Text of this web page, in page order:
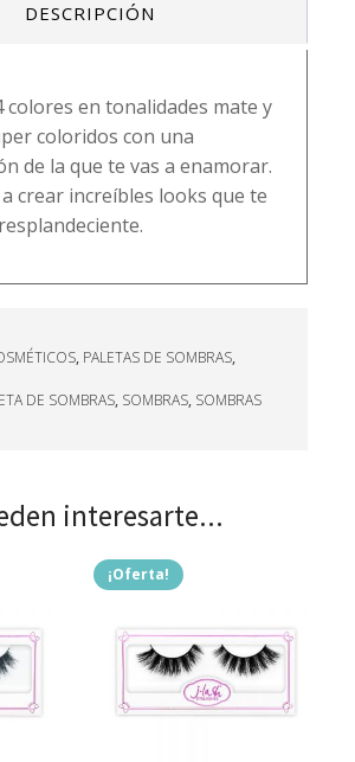
DESCRIPCIÓN
colores en tonalidades mate y
coloridos con una
de la que te vas a enamorar.
crear increíbles looks que te
, PALETAS DE SOMBRAS,
DE SOMBRAS, SOMBRAS, SOMBRAS
interesarte...
¡Oferta!